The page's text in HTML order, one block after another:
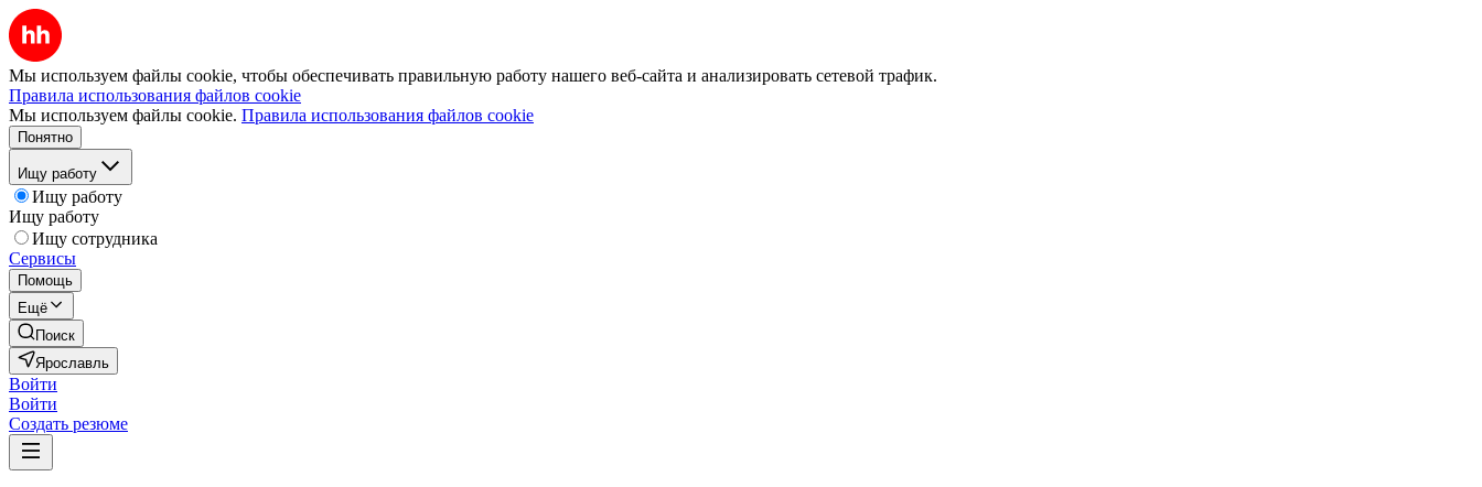
Мы используем файлы cookie, чтобы обеспечивать правильную работу нашего веб-сайта и анализировать сетевой трафик.
Правила использования файлов cookie
Мы используем файлы cookie. Правила использования файлов cookie
Понятно
Ищу работу
Ищу работу
Ищу работу
Ищу сотрудника
Сервисы
Помощь
Ещё
Поиск
Ярославль
Войти
Войти
Создать резюме